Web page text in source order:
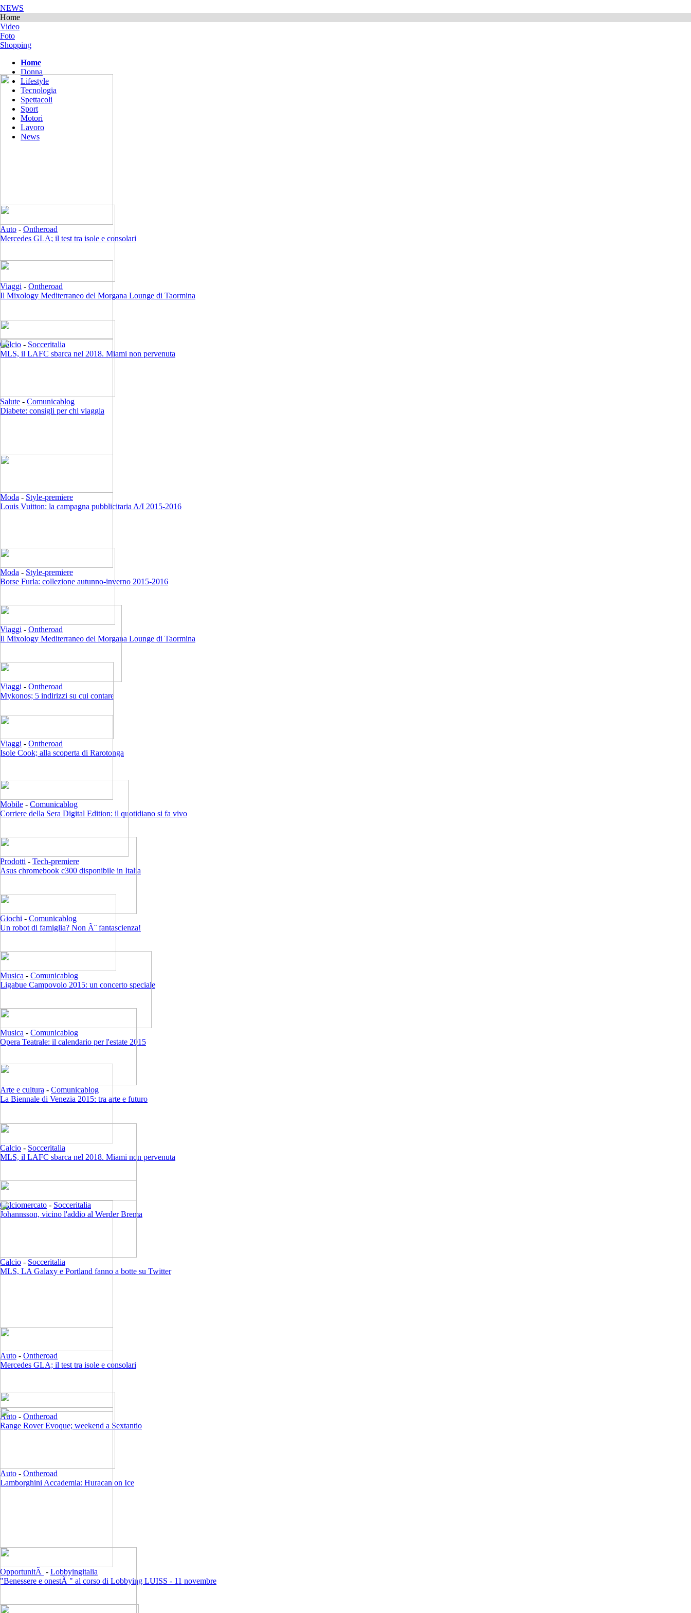
NEWS
Home
Video
Foto
Shopping
Home
Donna
Lifestyle
Tecnologia
Spettacoli
Sport
Motori
Lavoro
News
Auto - Ontheroad
Mercedes GLA; il test tra isole e consolari
Viaggi - Ontheroad
Il Mixology Mediterraneo del Morgana Lounge di Taormina
Calcio - Socceritalia
MLS, il LAFC sbarca nel 2018. Miami non pervenuta
Salute - Comunicablog
Diabete: consigli per chi viaggia
Moda - Style-premiere
Louis Vuitton: la campagna pubblicitaria A/I 2015-2016
Moda - Style-premiere
Borse Furla: collezione autunno-inverno 2015-2016
Viaggi - Ontheroad
Il Mixology Mediterraneo del Morgana Lounge di Taormina
Viaggi - Ontheroad
Mykonos; 5 indirizzi su cui contare
Viaggi - Ontheroad
Isole Cook; alla scoperta di Rarotonga
Mobile - Comunicablog
Corriere della Sera Digital Edition: il quotidiano si fa vivo
Prodotti - Tech-premiere
Asus chromebook c300 disponibile in Italia
Giochi - Comunicablog
Un robot di famiglia? Non Ã¨ fantascienza!
Musica - Comunicablog
Ligabue Campovolo 2015: un concerto speciale
Musica - Comunicablog
Opera Teatrale: il calendario per l'estate 2015
Arte e cultura - Comunicablog
La Biennale di Venezia 2015: tra arte e futuro
Calcio - Socceritalia
MLS, il LAFC sbarca nel 2018. Miami non pervenuta
Calciomercato - Socceritalia
Johannsson, vicino l'addio al Werder Brema
Calcio - Socceritalia
MLS, LA Galaxy e Portland fanno a botte su Twitter
Auto - Ontheroad
Mercedes GLA; il test tra isole e consolari
Auto - Ontheroad
Range Rover Evoque; weekend a Sextantio
Auto - Ontheroad
Lamborghini Accademia: Huracan on Ice
OpportunitÃ - Lobbyingitalia
"Benessere e onestÃ " al corso di Lobbying LUISS - 11 novembre